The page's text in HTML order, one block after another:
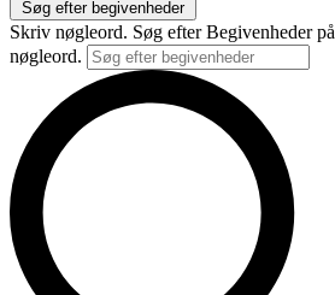
Søg efter begivenheder
Skriv nøgleord. Søg efter Begivenheder på
nøgleord.